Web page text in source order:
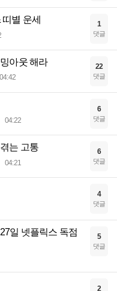
별 운세 1
댓글
아웃 해라
04:42
22
댓글
04:22
6
댓글
는 고통
04:21
6
댓글
4
댓글
일 넷플릭스 독점
5
댓글
2